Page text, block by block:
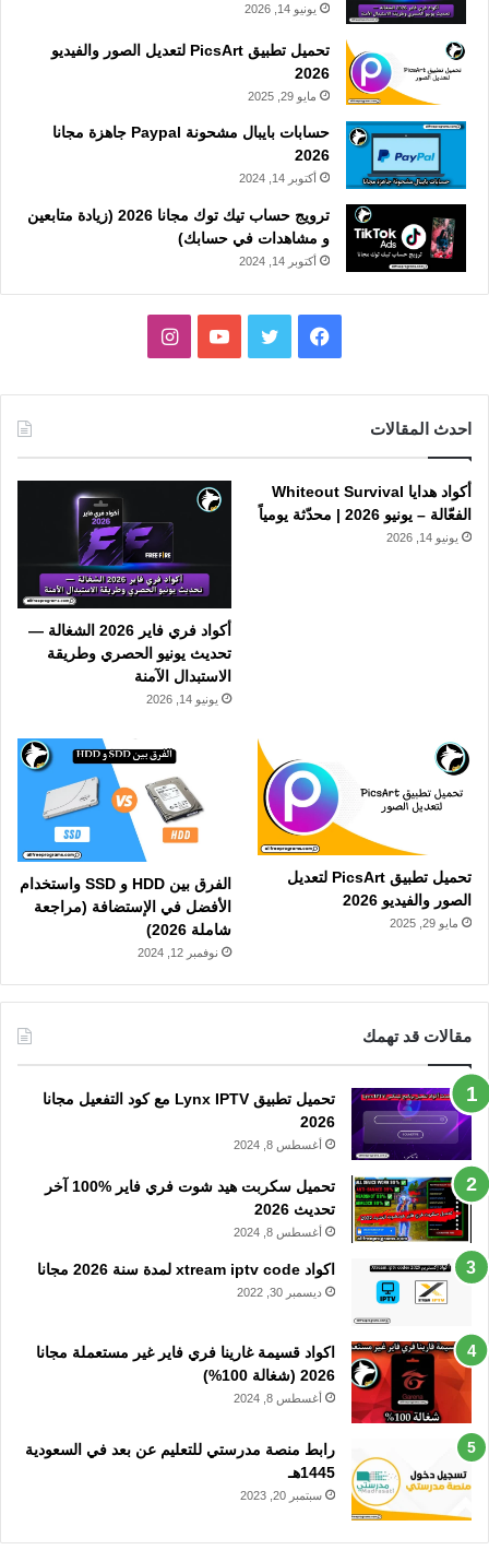
يونيو 14, 2026
تحميل تطبيق PicsArt لتعديل الصور والفيديو
2026
مايو 29, 2025
حسابات بايبال مشحونة Paypal جاهزة مجانا
2026
أكتوبر 14, 2024
ترويج حساب تيك توك مجانا 2026 (زيادة متابعين
و مشاهدات في حسابك)
أكتوبر 14, 2024
فيسبوك تويتر يوتيوبانستقرام
احدث المقالات
أكواد هدايا Whiteout Survival
الفعّالة – يونيو 2026 | محدّثة يومياً
يونيو 14, 2026
أكواد فري فاير 2026 الشغالة —
تحديث يونيو الحصري وطريقة
الاستبدال الآمنة
يونيو 14, 2026
تحميل تطبيق PicsArt لتعديل
الصور والفيديو 2026
مايو 29, 2025
الفرق بين HDD و SSD واستخدام
الأفضل في الإستضافة (مراجعة
شاملة 2026)
نوفمبر 12, 2024
مقالات قد تهمك
تحميل تطبيق Lynx IPTV مع كود التفعيل مجانا
2026
أغسطس 8, 2024
تحميل سكربت هيد شوت فري فاير %100 آخر
تحديث 2026
أغسطس 8, 2024
اكواد xtream iptv code لمدة سنة 2026 مجانا
ديسمبر 30, 2022
اكواد قسيمة غارينا فري فاير غير مستعملة مجانا
2026 (شغالة 100%)
أغسطس 8, 2024
رابط منصة مدرستي للتعليم عن بعد في السعودية
1445هـ
سبتمبر 20, 2023